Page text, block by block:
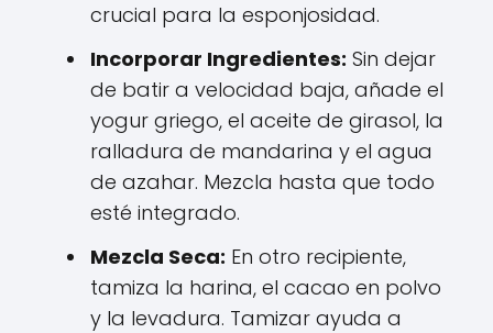
crucial para la esponjosidad.
Incorporar Ingredientes: Sin dejar
de batir a velocidad baja, añade el
yogur griego, el aceite de girasol, la
ralladura de mandarina y el agua
de azahar. Mezcla hasta que todo
esté integrado.
Mezcla Seca: En otro recipiente,
tamiza la harina, el cacao en polvo
y la levadura. Tamizar ayuda a